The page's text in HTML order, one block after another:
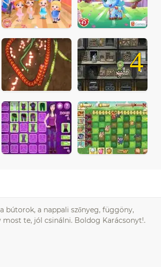
4
bútorok, a nappali szőnyeg, függöny,
te, jól csinálni. Boldog Karácsonyt!.